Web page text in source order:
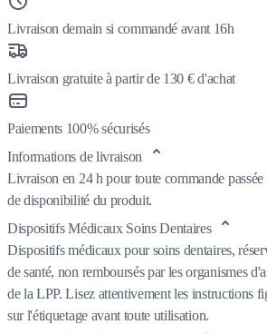
Livraison demain si commandé avant 16h
Livraison gratuite à partir de 130 € d'achat
Paiements 100% sécurisés
Informations de livraison
Livraison en 24 h pour toute commande passée
de disponibilité du produit.
Dispositifs Médicaux Soins Dentaires
Dispositifs médicaux pour soins dentaires,
de santé, non remboursés par les organismes
de la LPP. Lisez attentivement les instructions
sur l'étiquetage avant toute utilisation.